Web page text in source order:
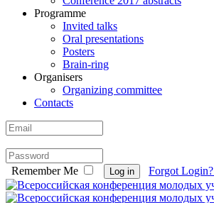
Programme
Invited talks
Oral presentations
Posters
Brain-ring
Organisers
Organizing committee
Contacts
Remember Me Log in Forgot Login?